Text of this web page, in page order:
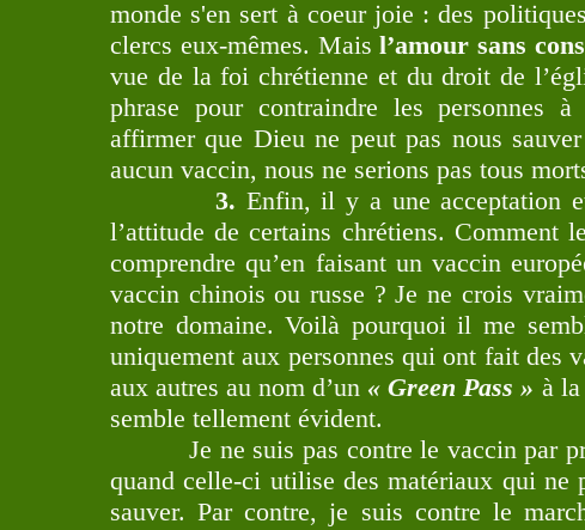
monde s'en sert à coeur joie : des
clercs eux-mêmes. Maisl’amour sans
vue de la foi chrétienne et du droit de
phrase pour contraindre les
affirmer que Dieu ne peut pas nous
aucun vaccin, nous ne serions pas tous
3. Enfin, il y a une acceptation
l’attitude de certains chrétiens. Comment
comprendre qu’en faisant un vaccin
vaccin chinois ou russe ? Je ne crois
notre domaine. Voilà pourquoi il me
uniquement aux personnes qui ont fait des
aux autres au nom d’un « Green Pass » à
semble tellement évident.
Je ne suis pas contre le vaccin par
quand celle-ci utilise des matériaux qui ne
sauver. Par contre, je suis contre le